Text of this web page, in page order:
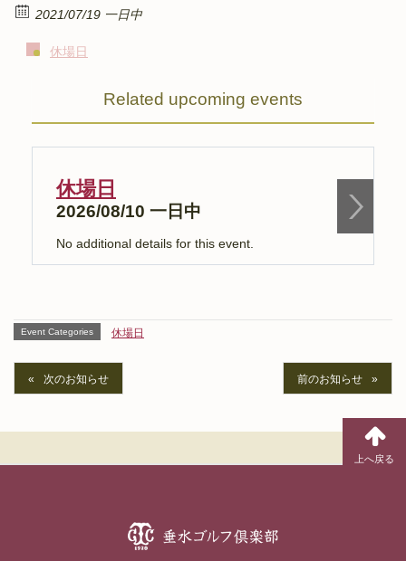
2021/07/19 一日中
休場日
Related upcoming events
休場日
2026/08/10 一日中
No additional details for this event.
Event Categories 休場日
次のお知らせ 前のお知らせ